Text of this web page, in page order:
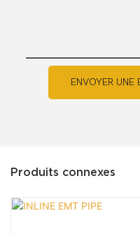
ENVOYER UNE
Produits connexes